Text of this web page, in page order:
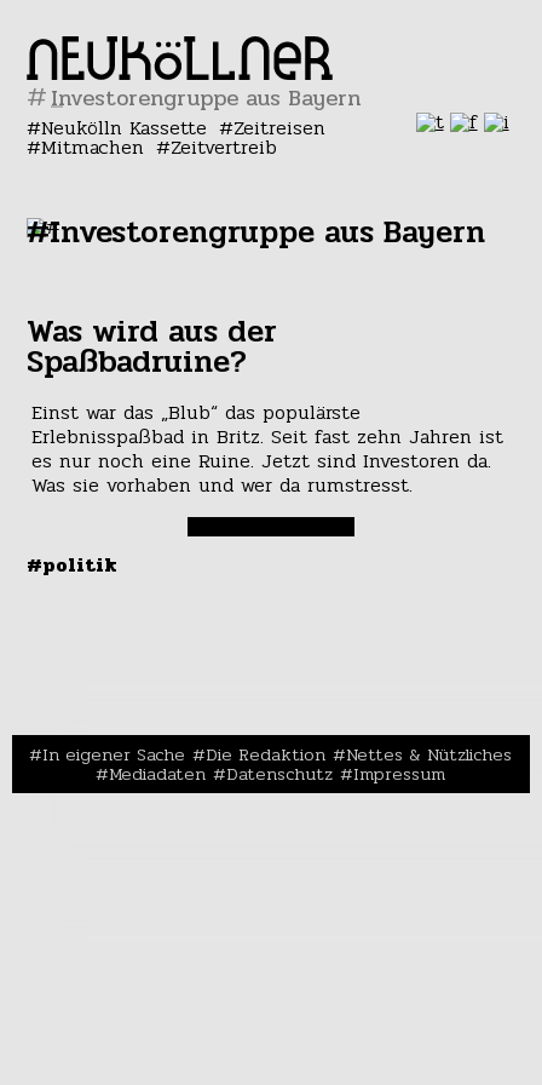
#
Neukölln Kassette Zeitreisen
Mitmachen Zeitvertreib
#Investorengruppe aus Bayern
Was wird aus der
Spaßbadruine?
Einst war das „Blub“ das populärste
Erlebnisspaßbad in Britz. Seit fast zehn Jahren ist
es nur noch eine Ruine. Jetzt sind Investoren da.
Was sie vorhaben und wer da rumstresst.
#politik
In eigener Sache Die Redaktion Nettes & Nützliches
Mediadaten Datenschutz Impressum